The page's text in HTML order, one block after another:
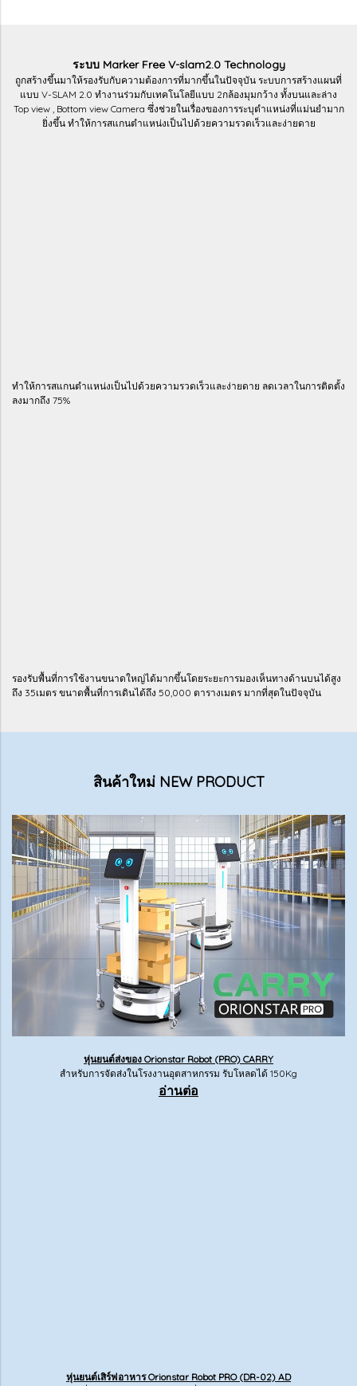
ระบบ Marker Free V-slam2.0 Technology
ถูกสร้างขึ้นมาให้รองรับกับความต้องการที่มากขึ้นในปัจจุบัน ระบบการสร้างแผนที่
แบบ V-SLAM 2.0 ทำงานร่วมกับเทคโนโลยีแบบ 2กล้องมุมกว้าง ทั้งบนและล่าง
Top view , Bottom view Camera ซึ่งช่วยในเรื่องของการระบุตำแหน่งที่แม่นยำมาก
ยิ่งขึ้น ทำให้การสแกนตำแหน่งเป็นไปด้วยความรวดเร็วและง่ายดาย
ทำให้การสแกนตำแหน่งเป็นไปด้วยความรวดเร็วและง่ายดาย ลดเวลาในการติดตั้ง
ลงมากถึง 75%
รองรับพื้นที่การใช้งานขนาดใหญ่ได้มากขึ้นโดยระยะการมองเห็นทางด้านบนได้สูง
ถึง 35เมตร ขนาดพื้นที่การเดินได้ถึง 50,000 ตารางเมตร มากที่สุดในปัจจุบัน
สินค้าใหม่ NEW PRODUCT
หุ่นยนต์ส่งของ Orionstar Robot (PRO) CARRY
สำหรับการจัดส่งในโรงงานอุตสาหกรรม รับโหลดได้ 150Kg
อ่านต่อ
หุ่นยนต์เสิร์ฟอาหาร Orionstar Robot PRO (DR-02) AD